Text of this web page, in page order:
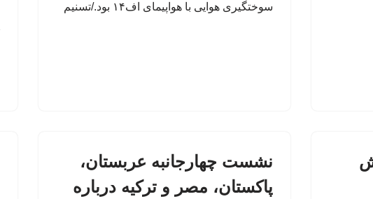
سوختگیری هوایی با هواپیمای اف۱۴ بود./تسنیم
نشست چهارجانبه عربستان،
پاکستان، مصر و ترکیه درباره